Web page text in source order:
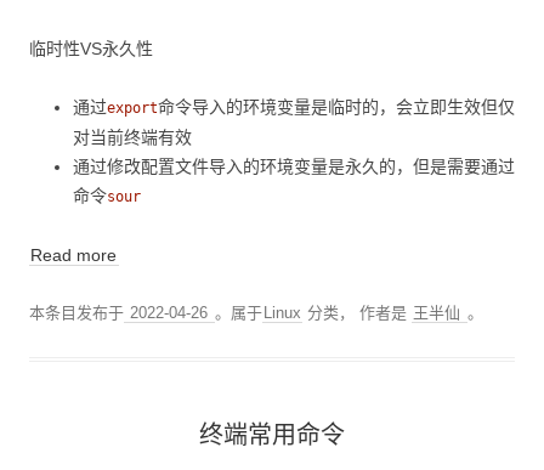
临时性VS永久性
通过export命令导入的环境变量是临时的，会立即生效但仅
对当前终端有效
通过修改配置文件导入的环境变量是永久的，但是需要通过
命令sour
Read more
本条目发布于 2022-04-26 。属于 Linux 分类，作者是 王半仙 。
终端常用命令